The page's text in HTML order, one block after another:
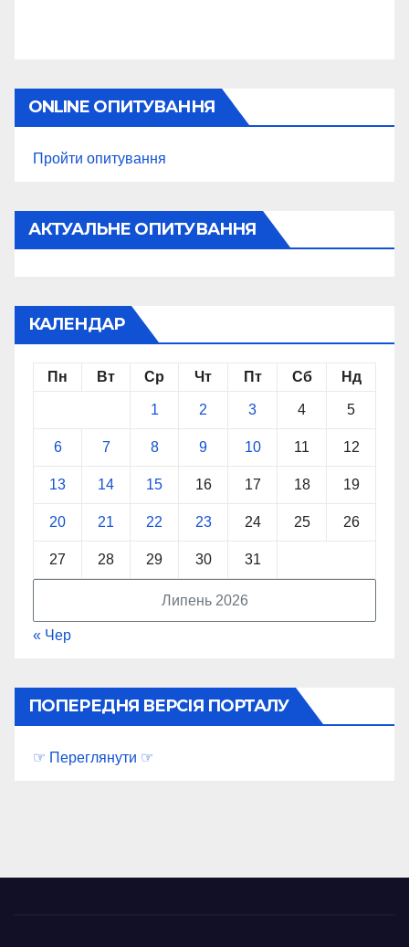
ONLINE ОПИТУВАННЯ
Пройти опитування
АКТУАЛЬНЕ ОПИТУВАННЯ
КАЛЕНДАР
Липень 2026
Пн Вт Ср Чт Пт Сб Нд
1 2 3 4 5
6 7 8 9 10 11 12
13 14 15 16 17 18 19
20 21 22 23 24 25 26
27 28 29 30 31
« Чер
ПОПЕРЕДНЯ ВЕРСІЯ ПОРТАЛУ
☞ Переглянути ☞